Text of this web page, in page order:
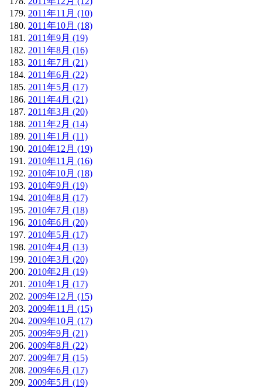
2011年11月 (10)
2011年10月 (18)
2011年9月 (19)
2011年8月 (16)
2011年7月 (21)
2011年6月 (22)
2011年5月 (17)
2011年4月 (21)
2011年3月 (20)
2011年2月 (14)
2011年1月 (11)
2010年12月 (19)
2010年11月 (16)
2010年10月 (18)
2010年9月 (19)
2010年8月 (17)
2010年7月 (18)
2010年6月 (20)
2010年5月 (17)
2010年4月 (13)
2010年3月 (20)
2010年2月 (19)
2010年1月 (17)
2009年12月 (15)
2009年11月 (15)
2009年10月 (17)
2009年9月 (21)
2009年8月 (22)
2009年7月 (15)
2009年6月 (17)
2009年5月 (19)